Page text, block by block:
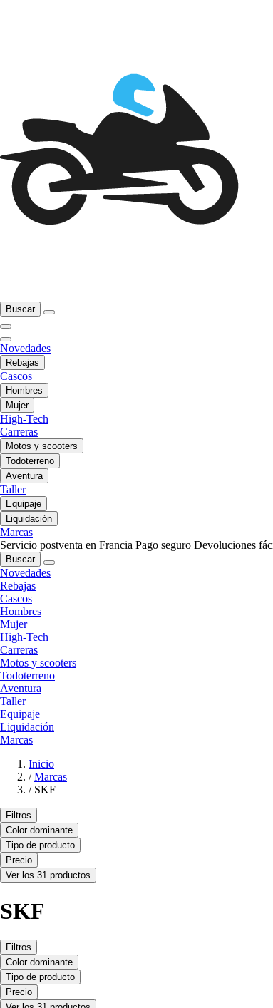
Buscar
Novedades
Rebajas
Cascos
Hombres
Mujer
High-Tech
Carreras
Motos y scooters
Todoterreno
Aventura
Taller
Equipaje
Liquidación
Marcas
Servicio postventa en Francia Pago seguro Devoluciones
Buscar
Novedades
Rebajas
Cascos
Hombres
Mujer
High-Tech
Carreras
Motos y scooters
Todoterreno
Aventura
Taller
Equipaje
Liquidación
Marcas
Inicio
/ Marcas
/ SKF
Filtros
Color dominante
Tipo de producto
Precio
Ver los 31 productos
SKF
Filtros
Color dominante
Tipo de producto
Precio